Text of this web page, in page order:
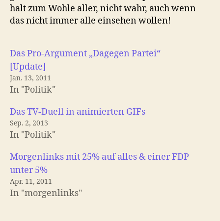
halt zum Wohle aller, nicht wahr, auch wenn
das nicht immer alle einsehen wollen!
Das Pro-Argument „Dagegen Partei“
[Update]
Jan. 13, 2011
In "Politik"
Das TV-Duell in animierten GIFs
Sep. 2, 2013
In "Politik"
Morgenlinks mit 25% auf alles & einer FDP
unter 5%
Apr. 11, 2011
In "morgenlinks"